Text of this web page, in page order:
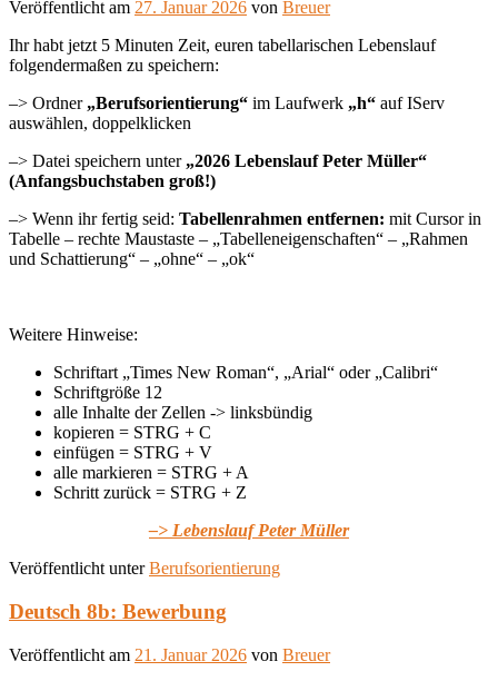
Veröffentlicht am 27. Januar 2026 von Breuer
Ihr habt jetzt 5 Minuten Zeit, euren tabellarischen Lebenslauf
folgendermaßen zu speichern:
–> Ordner„Berufsorientierung“ im Laufwerk „h“ auf IServ
auswählen, doppelklicken
–> Datei speichern unter„2026 Lebenslauf Peter Müller“
(Anfangsbuchstaben groß!)
–> Wenn ihr fertig seid: Tabellenrahmen entfernen: mit Cursor in
Tabelle – rechte Maustaste – „Tabelleneigenschaften“ – „Rahmen
und Schattierung“ – „ohne“ – „ok“
Weitere Hinweise:
Schriftart „Times New Roman“, „Arial“ oder „Calibri“
Schriftgröße 12
alle Inhalte der Zellen -> linksbündig
kopieren = STRG + C
einfügen = STRG + V
alle markieren = STRG + A
Schritt zurück = STRG + Z
–> Lebenslauf Peter Müller
Veröffentlicht unter Berufsorientierung
Deutsch 8b: Bewerbung
Veröffentlicht am 21. Januar 2026 von Breuer